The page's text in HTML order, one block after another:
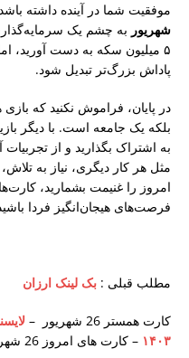
موفقیت شما در آینده داشته
شهریور به چشم یک
۵ میلیون سکه به دست آورید،
پاداش بزرگ‌تر تبدیل شود.
در پایان، فراموش نکنید که
بلکه یک جامعه است. با دیگر
به اشتراک بگذارید و از تجربیات
مثل هر کار دیگری، نیاز به
امروز را غنیمت بشمارید،
فرصت‌های هیجان‌انگیز فردا
مطلب قبلی : بک لینک ارزان
کارت همستر 26 شهریور –
۱۴۰۳ – کارت های امروز 26 شهریور 1403